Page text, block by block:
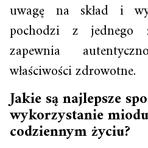
uwagę na skład i
pochodzi z jednego
zapewnia
właściwości zdrowotne.
Jakie są najlepsze
wykorzystanie
codziennym życiu?